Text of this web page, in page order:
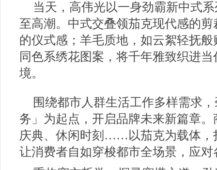
当天，高伟光以一身劲霸新中式
至高潮。中式交叠领茄克现代感的
的仪式感；羊毛质地，如云絮轻抚
同色系绣花图案，将千年雅致织进
境。
围绕都市人群生活工作多样需求
务」为起点，开启品牌未来新篇章
庆典、休闲时刻……以茄克为载体，
让消费者自如穿梭都市全场景，应